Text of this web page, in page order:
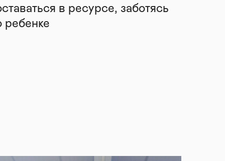
в ресурсе, заботясь
ребенке